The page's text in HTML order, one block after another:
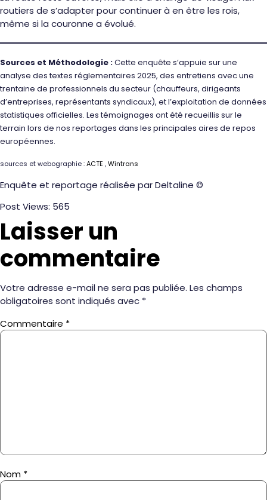
routiers de s’adapter pour continuer à en être les rois,
même si la couronne a évolué.
Sources et Méthodologie :Cette enquête s’appuie sur une
analyse des textes réglementaires 2025, des entretiens avec une
trentaine de professionnels du secteur (chauffeurs, dirigeants
d’entreprises, représentants syndicaux), et l’exploitation de données
statistiques officielles. Les témoignages ont été recueillis sur le
terrain lors de nos reportages dans les principales aires de repos
européennes.
sources et webographie :ACTE ,Wintrans
Enquête et reportage réalisée par Deltaline ©
Post Views: 565
Laisser un
commentaire
Votre adresse e-mail ne sera pas publiée. Les champs
obligatoires sont indiqués avec *
Commentaire *
Nom *